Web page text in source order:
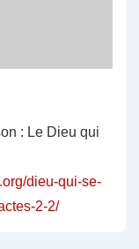
: Le Dieu qui
dieu-qui-se-
2-2/